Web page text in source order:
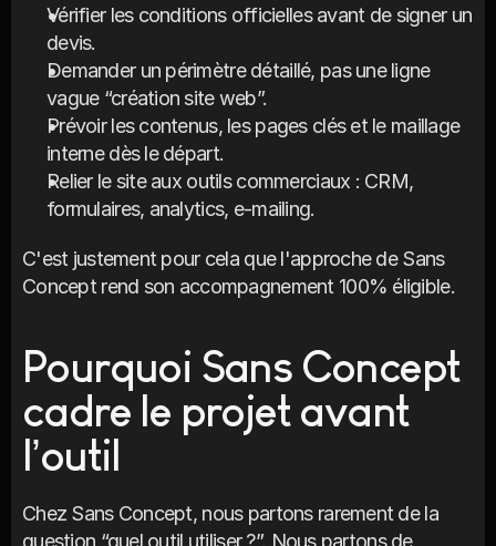
Vérifier les conditions officielles avant de signer un
devis.
Demander un périmètre détaillé, pas une ligne
vague “création site web”.
Prévoir les contenus, les pages clés et le maillage
interne dès le départ.
Relier le site aux outils commerciaux : CRM,
formulaires, analytics, e-mailing.
C'est justement pour cela que l'approche de Sans
Concept rend son accompagnement 100% éligible.
Pourquoi Sans Concept
cadre le projet avant
l’outil
Chez Sans Concept, nous partons rarement de la
question “quel outil utiliser ?”. Nous partons de